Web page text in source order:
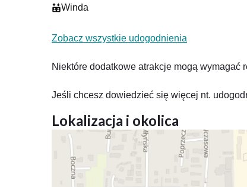
Winda
Zobacz wszystkie udogodnienia
Niektóre dodatkowe atrakcje mogą wymagać
Jeśli chcesz dowiedzieć się więcej nt.
Lokalizacja i okolica